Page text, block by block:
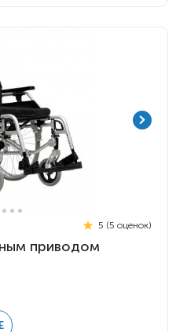
5 (5 оценок)
приводом